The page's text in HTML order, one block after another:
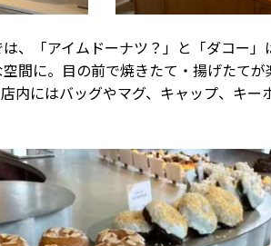
、「アイムドーナツ？」と「ダコー
間に。目の前で焼きたて・揚げたて
内にはバッグやマグ、キャップ、キー